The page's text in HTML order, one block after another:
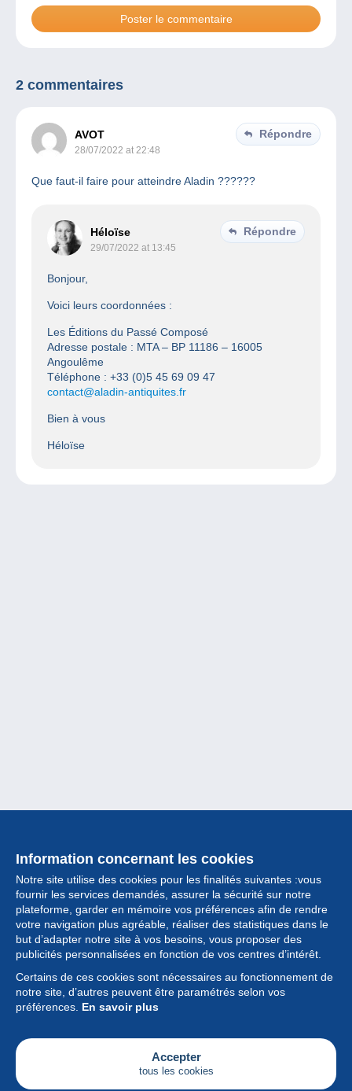
2 commentaires
AVOT
28/07/2022 at 22:48
Répondre
Que faut-il faire pour atteindre Aladin ??????
Héloïse
29/07/2022 at 13:45
Répondre
Bonjour,
Voici leurs coordonnées :
Les Éditions du Passé Composé
Adresse postale : MTA – BP 11186 – 16005
Angoulême
Téléphone : +33 (0)5 45 69 09 47
contact@aladin-antiquites.fr
Bien à vous
Héloïse
Information concernant les cookies
Notre site utilise des cookies pour les finalités suivantes :vous
fournir les services demandés, assurer la sécurité sur notre
plateforme, garder en mémoire vos préférences afin de rendre
votre navigation plus agréable, réaliser des statistiques dans le
but d’adapter notre site à vos besoins, vous proposer des
publicités personnalisées en fonction de vos centres d’intérêt.
Certains de ces cookies sont nécessaires au fonctionnement de
notre site, d’autres peuvent être paramétrés selon vos
préférences. En savoir plus
Accepter
tous les cookies
Collection
Actualités
Fonctionnalités
Société
Services